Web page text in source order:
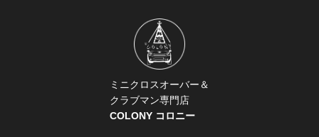
ミニクロスオーバー＆
クラブマン専門店
COLONY コロニー